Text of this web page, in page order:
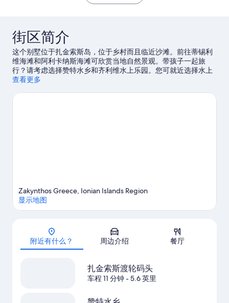
街区简介
这个别墅位于扎金索斯岛，位于乡村而且临近沙滩。前往蒂锡利
维海滩和阿利卡纳斯海滩可欣赏当地自然景观。带孩子一起旅
行？请考虑选择赞特水乡和齐利维水上乐园。您可就近选择水上
摩托车和水肺潜水，尽情体验该地区的水上游乐活动，或者还可
斯岛旅行指南
查看更多
地图
Zakynthos Greece, Ionian Islands Region
显示地图
附近有什么？ 周边介绍 餐厅
扎金索斯渡轮码头
车程 11 分钟- 5.6 英里